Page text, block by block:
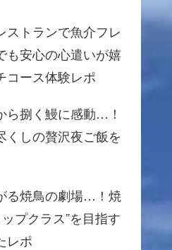
ストランで魚介フレ
も安心の心遣いが嬉
コース体験レポ
ら捌く鰻に感動…！
くしの贅沢夜ご飯を
る焼鳥の劇場…！焼
プクラス”を目指す
レポ